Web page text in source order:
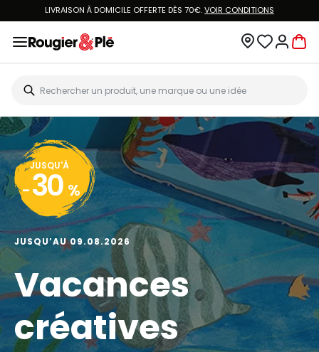
LIVRAISON À DOMICILE OFFERTE DÈS 70€.VOIR CONDITIONS
JUSQU'À
- 30 %
JUSQU’AU 09.08.2026
Vacances
créatives